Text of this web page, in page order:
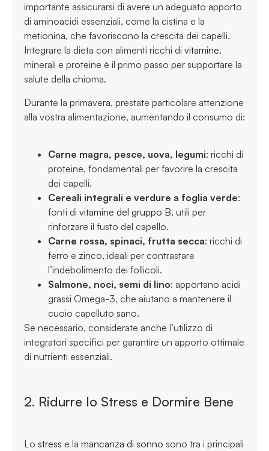
importante assicurarsi di avere un adeguato apporto
di aminoacidi essenziali, come la cistina e la
metionina, che favoriscono la crescita dei capelli.
Integrare la dieta con alimenti ricchi di vitamine,
minerali e proteine è il primo passo per supportare la
salute della chioma.
Durante la primavera, prestate particolare attenzione
alla vostra alimentazione, aumentando il consumo di:
Carne magra, pesce, uova, legumi: ricchi di
proteine, fondamentali per favorire la crescita
dei capelli.
Cereali integrali e verdure a foglia verde:
fonti di vitamine del gruppo B, utili per
rinforzare il fusto del capello.
Carne rossa, spinaci, frutta secca: ricchi di
ferro e zinco, ideali per contrastare
l’indebolimento dei follicoli.
Salmone, noci, semi di lino: apportano acidi
grassi Omega-3, che aiutano a mantenere il
cuoio capelluto sano.
Se necessario, considerate anche l’utilizzo di
integratori specifici per garantire un apporto ottimale
di nutrienti essenziali.
2. Ridurre lo Stress e Dormire Bene
Lo stress e la mancanza di sonno sono tra i principali